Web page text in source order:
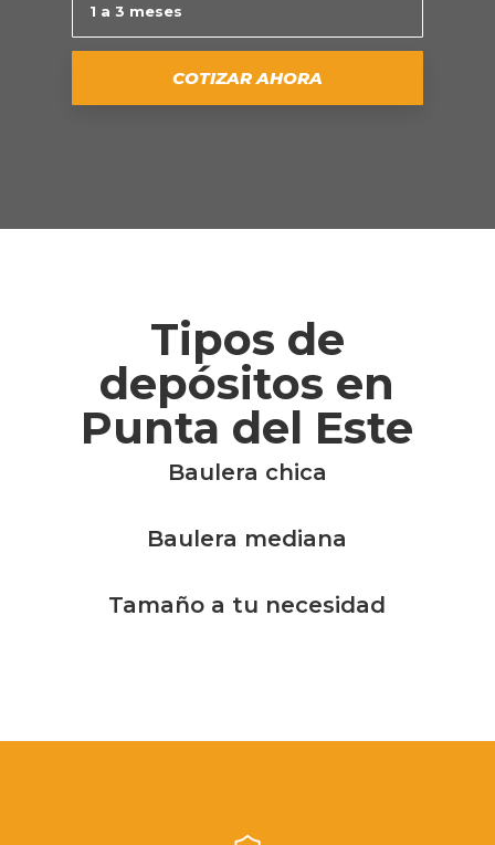
Tipos de
depósitos en
Punta del Este
Baulera chica
Baulera mediana
Tamaño a tu necesidad